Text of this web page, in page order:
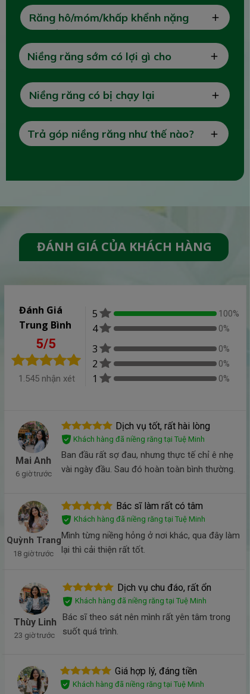
Răng hô/móm/khấp khểnh nặng
có niềng được không?
Niềng răng sớm có lợi gì cho
trẻ?
Niềng răng có bị chạy lại
không?
Trả góp niềng răng như thế nào?
Mình từng niềng hỏng ở nơi khác, qua đây làm
lại thì cải thiện rất tốt.
Quỳnh Trang
18 giờ trước
Bác sĩ làm rất có tâm
Khách hàng đã niềng răng tại Tuệ Minh
1.545 nhận xét
5/5
Đánh Giá
Trung Bình
5 100%
4 0%
3 0%
2 0%
1 0%
Ban đầu rất sợ đau, nhưng thực tế chỉ ê nhẹ
vài ngày đầu. Sau đó hoàn toàn bình thường.
Mai Anh
6 giờ trước
Dịch vụ tốt, rất hài lòng
Khách hàng đã niềng răng tại Tuệ Minh
Bác sĩ theo sát nên mình rất yên tâm trong
suốt quá trình.
Thùy Linh
23 giờ trước
Dịch vụ chu đáo, rất ổn
Khách hàng đã niềng răng tại Tuệ Minh
ĐÁNH GIÁ CỦA KHÁCH HÀNG
Giá hợp lý, đáng tiền
Khách hàng đã niềng răng tại Tuệ Minh